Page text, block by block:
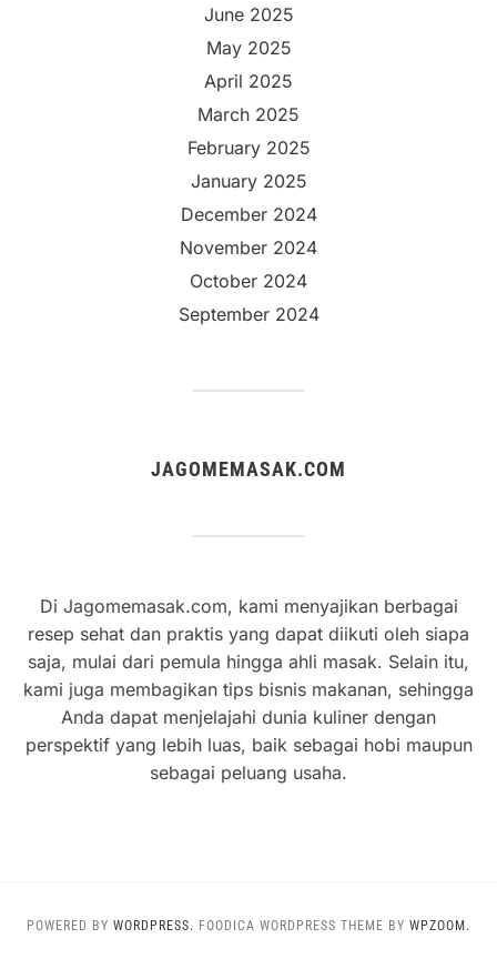
June 2025
May 2025
April 2025
March 2025
February 2025
January 2025
December 2024
November 2024
October 2024
September 2024
JAGOMEMASAK.COM
Di Jagomemasak.com, kami menyajikan berbagai
resep sehat dan praktis yang dapat diikuti oleh siapa
saja, mulai dari pemula hingga ahli masak. Selain itu,
kami juga membagikan tips bisnis makanan, sehingga
Anda dapat menjelajahi dunia kuliner dengan
perspektif yang lebih luas, baik sebagai hobi maupun
sebagai peluang usaha.
POWERED BY WORDPRESS. FOODICA WORDPRESS THEME BY WPZOOM.